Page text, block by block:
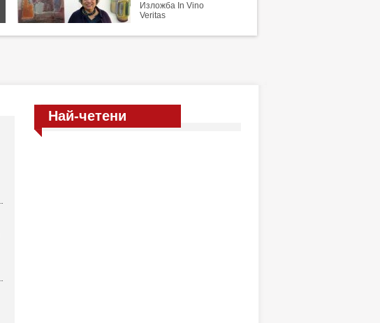
Изложба In Vino
Veritas
Най-четени